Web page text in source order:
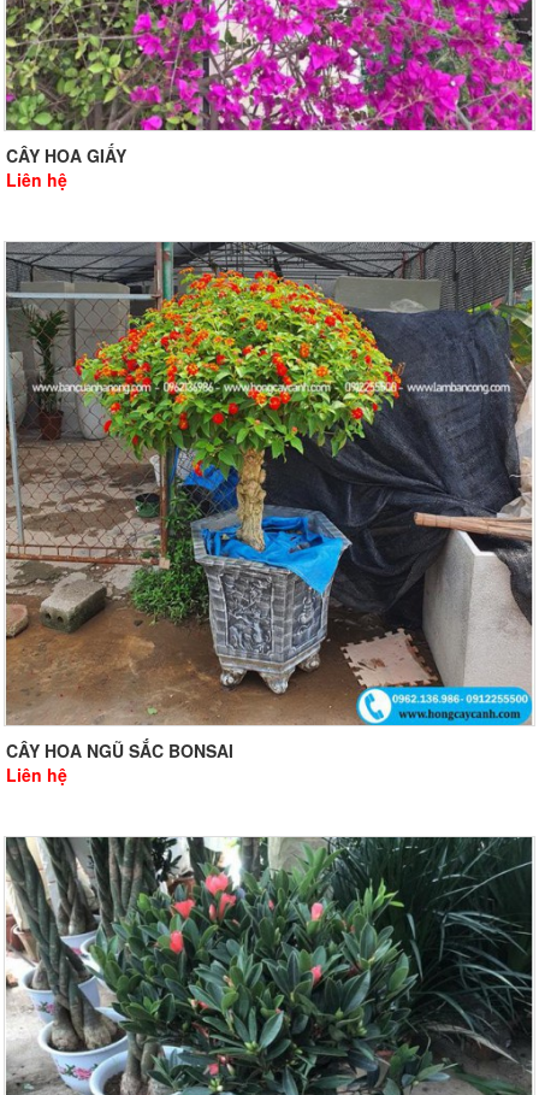
CÂY HOA GIẤY
Liên hệ
CÂY HOA NGŨ SẮC BONSAI
Liên hệ